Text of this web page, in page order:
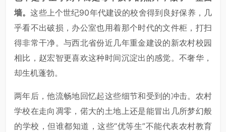
墙。这些上个世纪90年代建设的校舍得到良好保养，几
乎看不出破损，办公室也用着那个时代的文件柜，打扫
得非常干净。与西北省份近几年重金建设的新农村校园
相比，赵宏智更喜欢这种时间沉淀出的感觉。不奢华，
却生机蓬勃。
两年后，他流畅地回忆起这些细节和受到的冲击。农村
学校在走向凋零，偌大的土地上还是能冒出几所梦幻般
的学校，但谁都知道，这些“优等生”不能代表农村教育